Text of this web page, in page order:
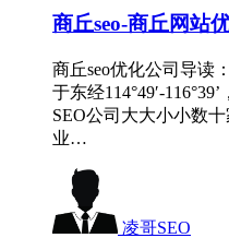
商丘seo-商丘网站
商丘seo优化公司导读
于东经114°49′-
SEO公司大大小小数
业…
凌哥SEO